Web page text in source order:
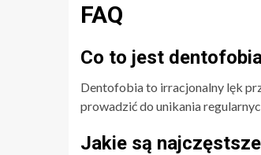
FAQ
Co to jest
Dentofobia to irracjonalny lęk
prowadzić do unikania
Jakie są